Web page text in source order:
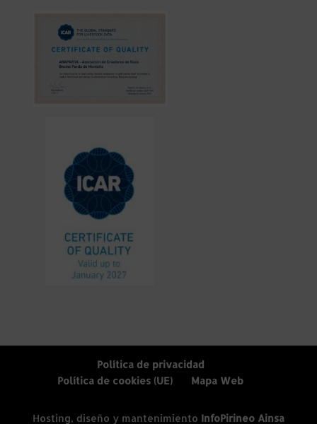
Política de privacidad
Política de cookies (UE)
Mapa Web
Hosting, diseño y mantenimiento InfoPirineo Ainsa